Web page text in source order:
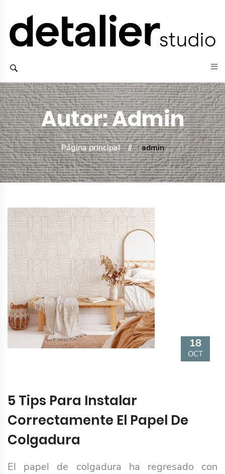
Autor:Admin
Página principal admin
18
OCT
5 Tips Para Instalar
Correctamente El Papel De
Colgadura
El papel de colgadura ha regresado con